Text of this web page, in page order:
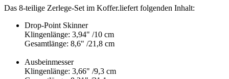
Das 8-teilige Zerlege-Set im Koffer.liefert folgenden Inhalt:
Drop-Point Skinner
Klingenlänge: 3,94" /10 cm
Gesamtlänge: 8,6" /21,8 cm
Ausbeinmesser
Klingenlänge: 3,66" /9,3 cm